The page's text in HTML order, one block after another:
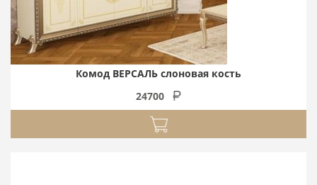
Комод ВЕРСАЛЬ слоновая кость
24700